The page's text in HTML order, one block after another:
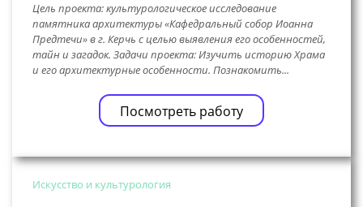
Цель проекта: культурологическое исследование
памятника архитектуры «Кафедральный собор Иоанна
Предтечи» в г. Керчь с целью выявления его особенностей,
тайн и загадок. Задачи проекта: Изучить историю Храма
и его архитектурные особенности. Познакомить...
Посмотреть работу
Искусство и культурология